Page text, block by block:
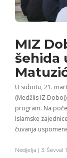
MIZ
šehida
U subotu, 21.
(Medžlis IZ
program. Na
Islamske
čuvanja
Nedjelja | 3. Ševval